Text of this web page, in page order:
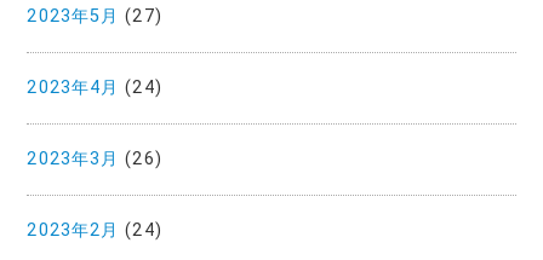
2023年5月 (27)
2023年4月 (24)
2023年3月 (26)
2023年2月 (24)